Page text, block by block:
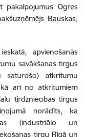
pakalpojumus Ogres
Bauskas,
apvienošanās
savākšanas tirgus
saturošo) atkritumu
arī no atkritumiem
tirdzniecības tirgus
norādīts, ka
(industriālo un
tirgu Rīgā un